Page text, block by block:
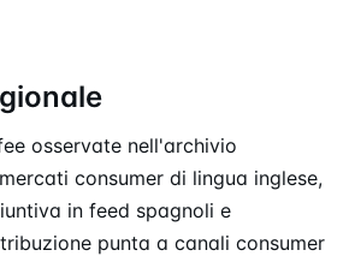
osservate nell'archivio
consumer di lingua inglese,
in feed spagnoli e
punta a canali consumer